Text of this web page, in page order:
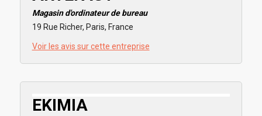
Magasin d'ordinateur de bureau
19 Rue Richer, Paris, France
Voir les avis sur cette entreprise
EKIMIA